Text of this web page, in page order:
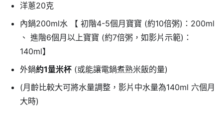
洋蔥20克
內鍋200ml水 【 初階4-5個月寶寶 (約10倍粥)：200ml
、 進階6個月以上寶寶 (約7倍粥，如影片示範)：
140ml】
外鍋約1量米杯 (或能讓電鍋煮熟米飯的量)
(月齡比較大可將水量調整，影片中水量為140ml 六個月
大時)